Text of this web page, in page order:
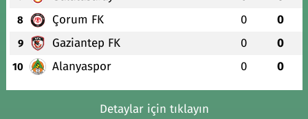
8 Çorum FK 0 0
9 Gaziantep FK 0 0
10 Alanyaspor 0 0
Detaylar için tıklayın